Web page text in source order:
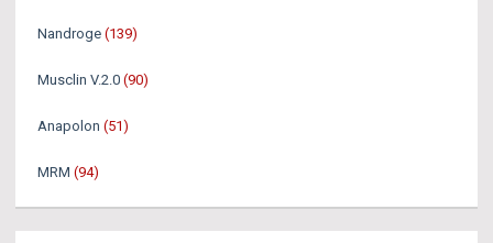
Nandroge (139)
Musclin V.2.0 (90)
Anapolon (51)
MRM (94)